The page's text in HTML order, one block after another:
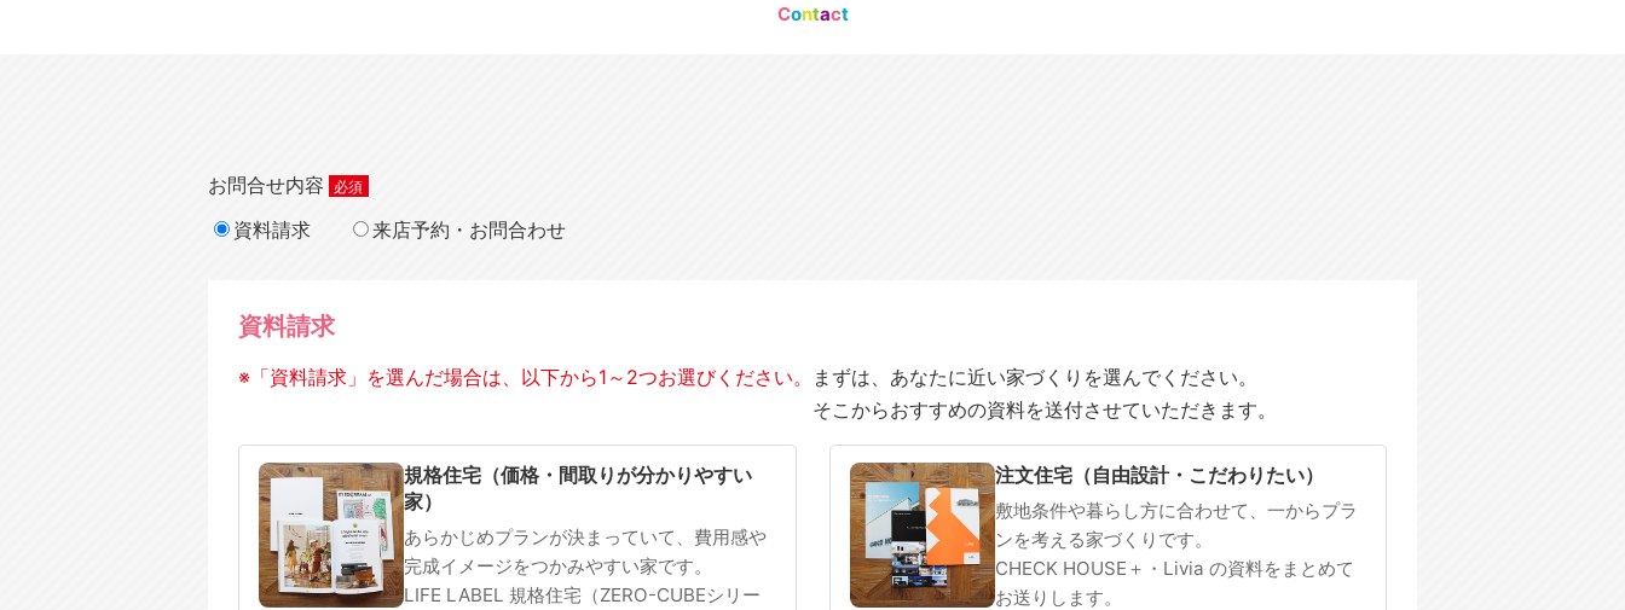
Contact
お問合せ内容
資料請求
来店予約・お問合わせ
資料請求
※「資料請求」を選んだ場合は、以下から1～2つお選びください。
まずは、あなたに近い家づくりを選んでください。
そこからおすすめの資料を送付させていただきます。
規格住宅
まだ何も決まっていない
規格住宅（価格・間取りが分かりやすい
家）
あらかじめプランが決まっていて、費用感や
完成イメージをつかみやすい家です。
LIFE LABEL 規格住宅（ZERO-CUBEシリー
注文住宅（自由設計・こだわりたい）
敷地条件や暮らし方に合わせて、一からプラ
ンを考える家づくりです。
CHECK HOUSE＋・Livia の資料をまとめて
お送りします。